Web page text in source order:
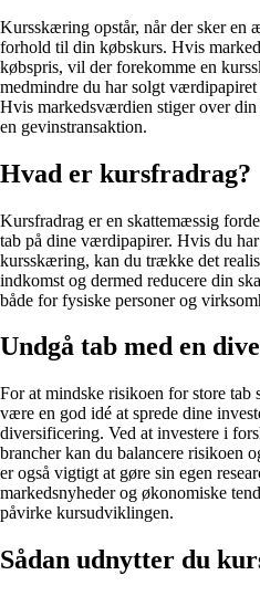
Kursskæring opstår, når der sker en
forhold til din købskurs. Hvis
købspris, vil der forekomme en
medmindre du har solgt
Hvis markedsværdien stiger over
en gevinstransaktion.
Hvad er kursfradrag?
Kursfradrag er en skattemæssig
tab på dine værdipapirer. Hvis du
kursskæring, kan du trække det
indkomst og dermed reducere din
både for fysiske personer og
Undgå tab med en
For at mindske risikoen for store
være en god idé at sprede dine
diversificering. Ved at investere i
brancher kan du balancere risikoen
er også vigtigt at gøre sin egen
markedsnyheder og økonomiske
påvirke kursudviklingen.
Sådan udnytter du